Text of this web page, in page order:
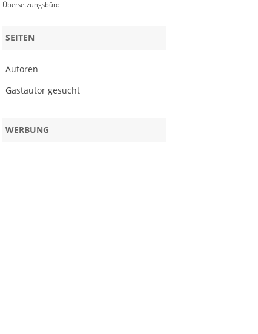
Übersetzungsbüro
SEITEN
Autoren
Gastautor gesucht
WERBUNG